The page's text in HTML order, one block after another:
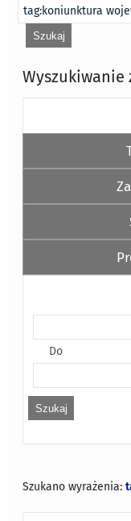
Wyszukiwanie
Do
Szukano wyrażenia: